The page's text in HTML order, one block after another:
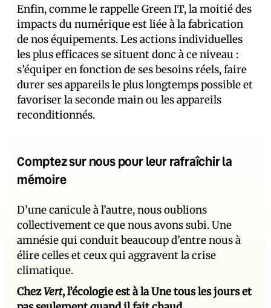
Enfin, comme le rappelle Green IT, la moitié des
impacts du numérique est liée à la fabrication
de nos équipements. Les actions individuelles
les plus efficaces se situent donc à ce niveau :
s’équiper en fonction de ses besoins réels, faire
durer ses appareils le plus longtemps possible et
favoriser la seconde main ou les appareils
reconditionnés.
Comptez sur nous pour leur rafraîchir la
mémoire
D’une canicule à l’autre, nous oublions
collectivement ce que nous avons subi. Une
amnésie qui conduit beaucoup d’entre nous à
élire celles et ceux qui aggravent la crise
climatique.
ChezVert, l’écologie est à la Une tous les jours et